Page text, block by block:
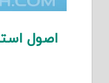
اصول